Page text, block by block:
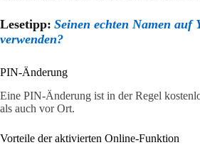
Lesetipp: Seinen echten Namen auf
verwenden?
PIN-Änderung
Eine PIN-Änderung ist in der Regel
als auch vor Ort.
Vorteile der aktivierten Online-Funktion